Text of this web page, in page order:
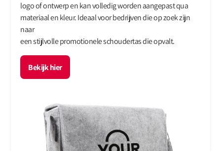
logo of ontwerp en kan volledig worden aangepast qua
materiaal en kleur. Ideaal voor bedrijven die op zoek zijn
naar
een stijlvolle promotionele schoudertas die opvalt.
Bekijk hier